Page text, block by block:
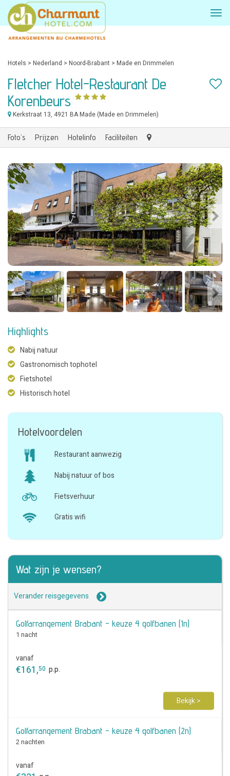
Hotels > Nederland > Noord-Brabant > Made en Drimmelen
Fletcher Hotel-Restaurant De
Korenbeurs
Kerkstraat 13, 4921 BA Made (Made en Drimmelen)
Foto's Prijzen Hotelinfo Faciliteiten
Highlights
Nabij natuur
Gastronomisch tophotel
Fietshotel
Historisch hotel
Hotelvoordelen
Restaurant aanwezig
Nabij natuur of bos
Fietsverhuur
Gratis wifi
Wat zijn je wensen?
Verander reisgegevens
Golfarrangement Brabant - keuze 4 golfbanen (1n)
1 nacht
vanaf
€161,50 p.p.
Bekijk >
Golfarrangement Brabant - keuze 4 golfbanen (2n)
2 nachten
vanaf